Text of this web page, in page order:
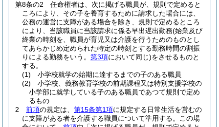
第8条の2
任命権者は、次に掲げる職員が、規則で定めると
ころにより、その子を養育するために請求した場合には、
公務の運営に支障がある場合を除き、規則で定めるところ
により、当該職員に当該請求に係る早出遅出勤務(始業及び
終業の時刻を、職員が育児又は介護を行うためのものとし
てあらかじめ定められた特定の時刻とする勤務時間の割振
りによる勤務をいう。 第3項において同じ)をさせるものと
する。
(1)
小学校就学の始期に達するまでの子のある職員
(2)
小学校、義務教育学校の前期課程又は特別支援学校の
小学部に就学している子のある職員であつて規則で定め
るもの
2
前項の規定は、 第15条第1項に規定する日常生活を営むの
に支障がある者を介護する職員について準用する。
この場